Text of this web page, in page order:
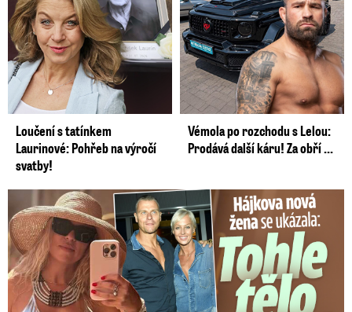
Loučení s tatínkem
Laurinové: Pohřeb na výročí
svatby!
Vémola po rozchodu s Lelou:
Prodává další káru! Za obří ...
Tohle tělo nahradilo Belo: Nová partnerka se ukázala...